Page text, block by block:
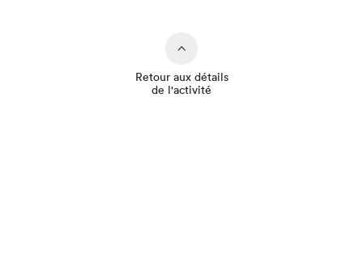
Retour aux détails
de l'activité